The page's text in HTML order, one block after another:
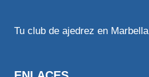
Tu club de ajedrez en Marbella